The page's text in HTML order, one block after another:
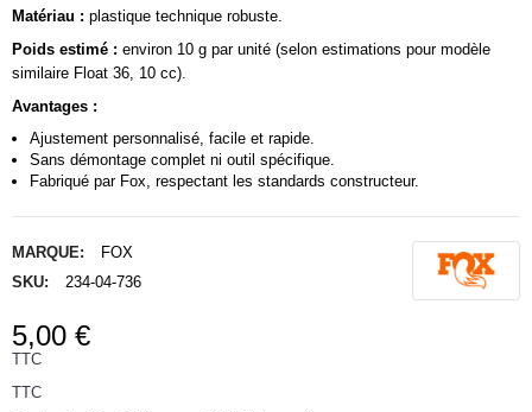
Matériau : plastique technique robuste.
Poids estimé : environ 10 g par unité (selon estimations pour modèle
similaire Float 36, 10 cc).
Avantages :
Ajustement personnalisé, facile et rapide.
Sans démontage complet ni outil spécifique.
Fabriqué par Fox, respectant les standards constructeur.
MARQUE:
FOX
SKU:
234-04-736
5,00 €
TTC
TTC